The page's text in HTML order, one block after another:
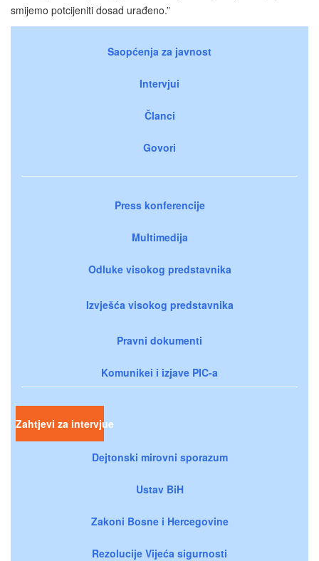
smijemo potcijeniti dosad urađeno.”
Saopćenja za javnost
Intervjui
Članci
Govori
Press konferencije
Multimedija
Odluke visokog predstavnika
Izvješća visokog predstavnika
Pravni dokumenti
Komunikei i izjave PIC-a
Zahtjevi za intervjue
Dejtonski mirovni sporazum
Ustav BiH
Zakoni Bosne i Hercegovine
Rezolucije Vijeća sigurnosti